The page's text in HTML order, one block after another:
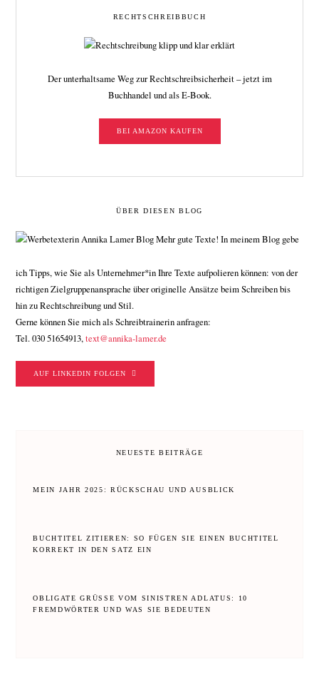
RECHTSCHREIBBUCH
Der unterhaltsame Weg zur Rechtschreibsicherheit – jetzt im
Buchhandel und als E-Book.
BEI AMAZON KAUFEN
ÜBER DIESEN BLOG
Mehr gute Texte! In meinem Blog gebe
ich Tipps, wie Sie als Unternehmer*in Ihre Texte aufpolieren können: von der
richtigen Zielgruppenansprache über originelle Ansätze beim Schreiben bis
hin zu Rechtschreibung und Stil.
Gerne können Sie mich als Schreibtrainerin anfragen:
Tel. 030 51654913,text@annika-lamer.de
AUF LINKEDIN FOLGEN
NEUESTE BEITRÄGE
MEIN JAHR 2025: RÜCKSCHAU UND AUSBLICK
BUCHTITEL ZITIEREN: SO FÜGEN SIE EINEN BUCHTITEL
KORREKT IN DEN SATZ EIN
OBLIGATE GRÜSSE VOM SINISTREN ADLATUS: 10 F
REMDWÖRTER UND WAS SIE BEDEUTEN